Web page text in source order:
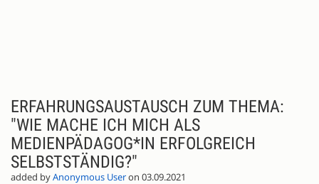
ERFAHRUNGSAUSTAUSCH ZUM THEMA:
"WIE MACHE ICH MICH ALS
MEDIENPÄDAGOG*IN ERFOLGREICH
SELBSTSTÄNDIG?"
added byAnonymous Useron 03.09.2021